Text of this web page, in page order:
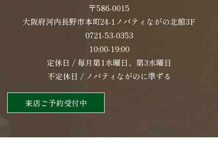
〒586-0015
大阪府河内長野市本町24-1ノバティながの北館3F
0721-53-0353
10:00-19:00
定休日 / 毎月第1水曜日、第3水曜日
不定休日 / ノバティながのに準ずる
来店ご予約受付中